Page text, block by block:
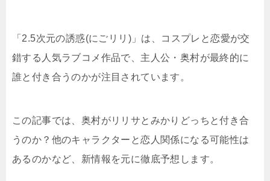
「2.5次元の誘惑(にごリリ)」は、コスプレと恋愛が交
錯する人気ラブコメ作品で、主人公・奥村が最終的に
誰と付き合うのかが注目されています。
この記事では、奥村がリリサとみかりどっちと付き合
うのか？他のキャラクターと恋人関係になる可能性は
あるのかなど、新情報を元に徹底予想します。